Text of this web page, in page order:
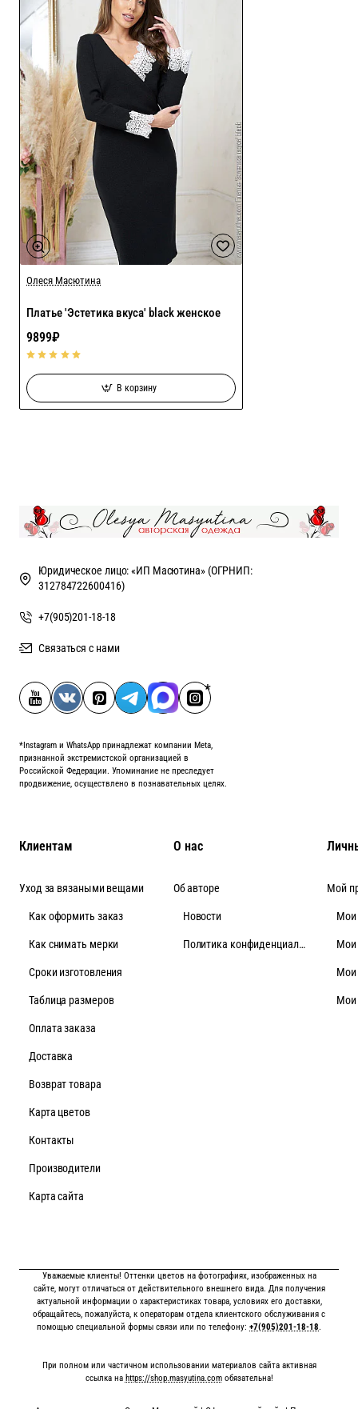
Олеся Масютина
Платье 'Эстетика вкуса' black женское
9899₽
В корзину
Юридическое лицо: «ИП Масютина» (ОГРНИП:
312784722600416)
+7(905)201-18-18
Связаться с нами
*Instagram и WhatsApp принадлежат компании Meta,
признанной экстремистской организацией в
Российской Федерации. Упоминание не преследует
продвижение, осуществлено в познавательных целях.
Клиентам
Уход за вязаными вещами
Как оформить заказ
Как снимать мерки
Cроки изготовления
Таблица размеров
Оплата заказа
Доставка
Возврат товара
Карта цветов
Контакты
Производители
Карта сайта
О нас
Об авторе
Новости
Политика конфиденциальности
Мой
Мои
Мои
Мои
Мои
Уважаемые клиенты! Оттенки цветов на фотографиях, изображенных на
сайте, могут отличаться от действительного внешнего вида. Для получения
актуальной информации о характеристиках товара, условиях его доставки,
обращайтесь, пожалуйста, к операторам отдела клиентского обслуживания с
помощью специальной формы связи или по телефону: +7(905)201-18-18.
При полном или частичном использовании материалов сайта активная
ссылка на https://shop.masyutina.comобязательна!